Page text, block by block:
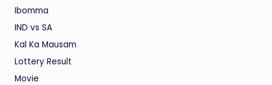
Ibomma
IND vs SA
Kal Ka Mausam
Lottery Result
Movie